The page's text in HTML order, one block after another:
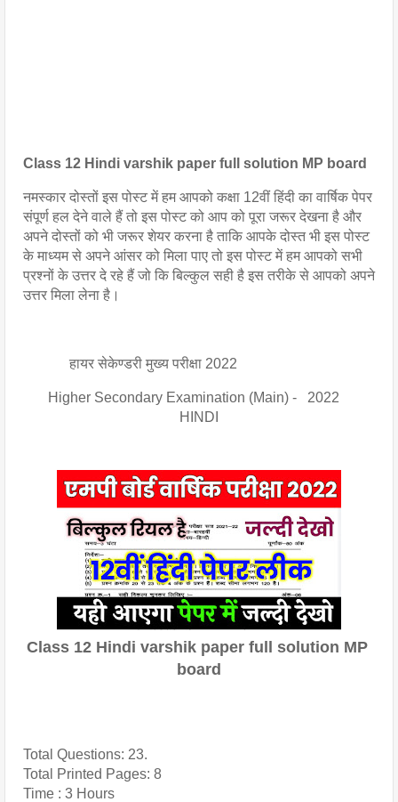
C lass 12 Hindi varshik paper full solution MP board
नमस्कार दोस्तों इस पोस्ट में हम आपको कक्षा 12वीं हिंदी का वार्षिक पेपर
संपूर्ण हल देने वाले हैं तो इस पोस्ट को आप को पूरा जरूर देखना है और
अपने दोस्तों को भी जरूर शेयर करना है ताकि आपके दोस्त भी इस पोस्ट
के माध्यम से अपने आंसर को मिला पाए तो इस पोस्ट में हम आपको सभी
प्रश्नों के उत्तर दे रहे हैं जो कि बिल्कुल सही है इस तरीके से आपको अपने
उत्तर मिला लेना है।
हायर सेकेण्डरी मुख्य परीक्षा 2022
       Higher Secondary Examination (Main) -   2022
                                            HINDI
C lass 12 Hindi varshik paper full solution MP
board
Total Questions: 23.
Total Printed Pages: 8
Time : 3 Hours